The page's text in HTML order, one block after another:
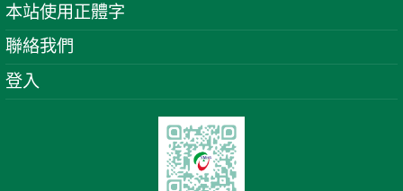
本站使用正體字
聯絡我們
登入